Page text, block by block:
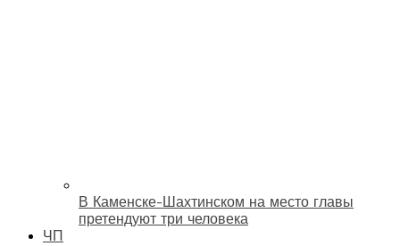
В Каменске-Шахтинском на место главы
претендуют три человека
ЧП